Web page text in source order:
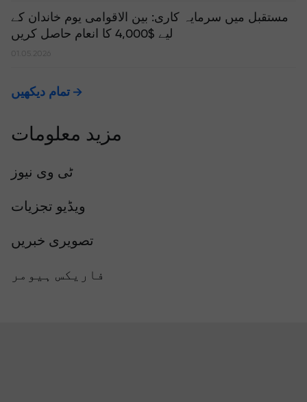
مستقبل میں سرمایہ کاری: بین الاقوامی یوم خاندان کے
لیے $4,000 کا انعام حاصل کریں
01.05.2026
تمام دیکھیں
مزید معلومات
ٹی وی نیوز
ویڈیو تجزیات
تصویری خبریں
فاریکس ہیومر